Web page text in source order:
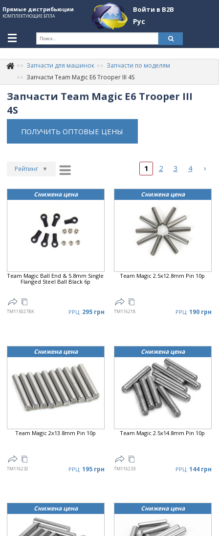
Прямые дистрибьюции
КОМПЛЕКТУЮЩИЕ БПЛА
Войти в B2B
Рус
+380507774092
Информация о компании
About Company
Обзоры
Бренды
Войти в B2B
Запчасти для машинок
Запчасти по моделям
Запчасти Team Magic E6 Trooper III 4S
Запчасти Team Magic E6 Trooper III
4S
ПОЛУЧИТЬ ОПТОВЫЕ ЦЕНЫ
Рейтинг ▼
Дата ▲
▼
▲
Цена ▼
1 2 3 4 ›
Снижена цена
Team Magic Ball End & 5.8mm Single
Flanged Steel Ball Black 6p
TM115027BK РРЦ: 295 грн
Снижена цена
Team Magic 2.5x12.8mm Pin 10p
TM116218 РРЦ: 190 грн
Снижена цена
Team Magic 2x13.8mm Pin 10p
TM116232 РРЦ: 195 грн
Снижена цена
Team Magic 2.5x14.8mm Pin 10p
TM116233 РРЦ: 144 грн
Снижена цена Снижена цена